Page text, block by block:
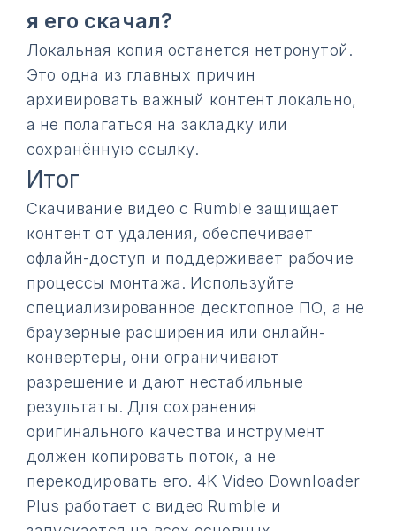
я его скачал?
Локальная копия останется нетронутой.
Это одна из главных причин
архивировать важный контент локально,
а не полагаться на закладку или
сохранённую ссылку.
Итог
Скачивание видео с Rumble защищает
контент от удаления, обеспечивает
офлайн-доступ и поддерживает рабочие
процессы монтажа. Используйте
специализированное десктопное ПО, а не
браузерные расширения или онлайн-
конвертеры, они ограничивают
разрешение и дают нестабильные
результаты. Для сохранения
оригинального качества инструмент
должен копировать поток, а не
перекодировать его. 4K Video Downloader
Plus работает с видео Rumble и